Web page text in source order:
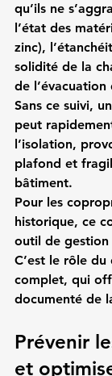
qu’ils ne
l’état des
zinc),
solidité de la
de l’évacuation
Sans ce suivi,
peut
l’isolation,
plafond et
bâtiment.
Pour les
historique, ce
outil de
C’est le rôle
complet, qui
documenté de
Prévenir
et